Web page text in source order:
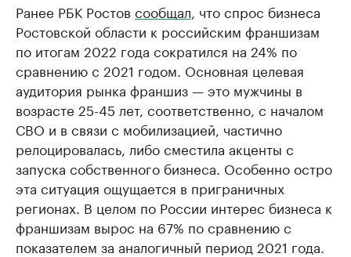
Ранее РБК Ростов сообщал , что спрос бизнеса
Ростовской области к российским франшизам
по итогам 2022 года сократился на 24% по
сравнению с 2021 годом. Основная целевая
аудитория рынка франшиз — это мужчины в
возрасте 25-45 лет, соответственно, с началом
СВО и в связи с мобилизацией, частично
релоцировалась, либо сместила акценты с
запуска собственного бизнеса. Особенно остро
эта ситуация ощущается в приграничных
регионах. В целом по России интерес бизнеса к
франшизам вырос на 67% по сравнению с
показателем за аналогичный период 2021 года.